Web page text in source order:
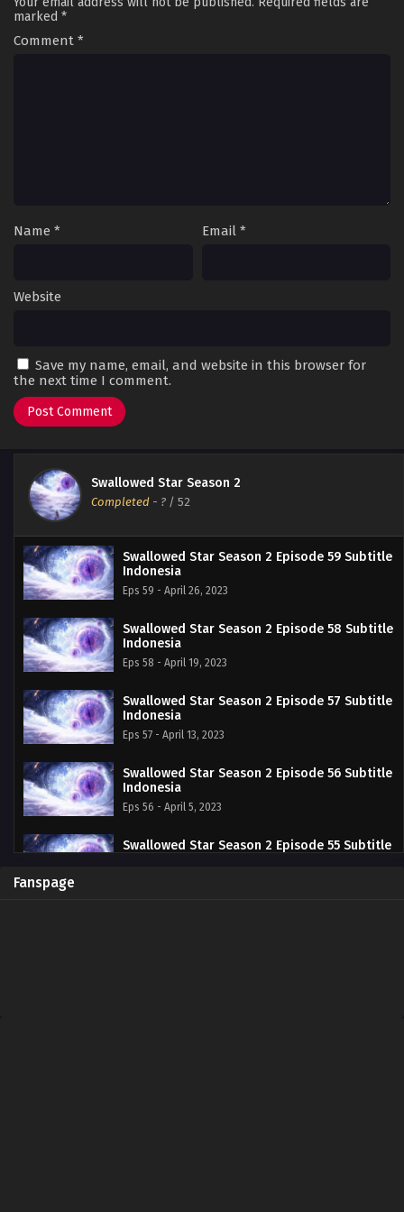
marked *
Comment *
Name * Email *
Website
Save my name, email, and website in this browser for
the next time I comment.
Swallowed Star Season 2
Completed - ? / 52
Swallowed Star Season 2 Episode 59 Subtitle
Indonesia
Eps 59 - April 26, 2023
Swallowed Star Season 2 Episode 58 Subtitle
Indonesia
Eps 58 - April 19, 2023
Swallowed Star Season 2 Episode 57 Subtitle
Indonesia
Eps 57 - April 13, 2023
Swallowed Star Season 2 Episode 56 Subtitle
Indonesia
Eps 56 - April 5, 2023
Swallowed Star Season 2 Episode 55 Subtitle
Fanspage